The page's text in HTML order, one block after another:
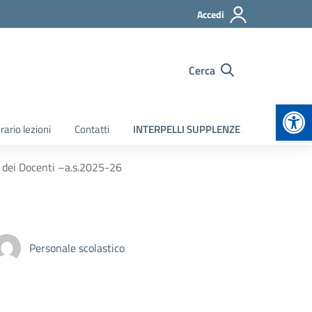
Accedi
Cerca
lezioni Contatti INTERPELLI SUPPLENZE
Docenti –a.s.2025-26
Personale scolastico